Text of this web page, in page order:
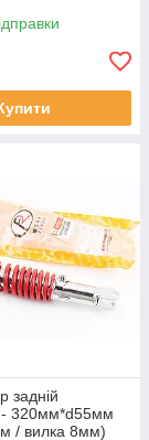
задній
- 320мм*d55мм
/ вилка 8мм)